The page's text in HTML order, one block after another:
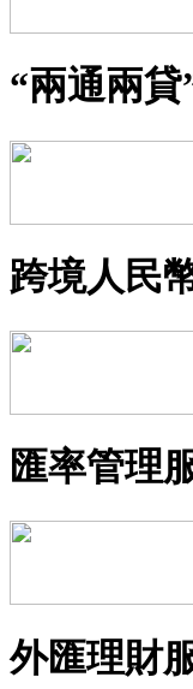
“兩通兩
跨境人民
匯率管理
外匯理財